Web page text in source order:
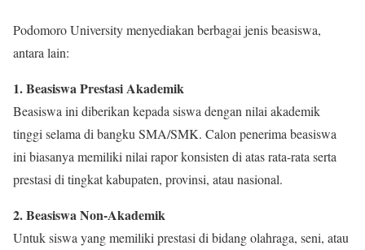
Podomoro University menyediakan berbagai jenis beasiswa,
antara lain:
1. Beasiswa Prestasi Akademik
Beasiswa ini diberikan kepada siswa dengan nilai akademik
tinggi selama di bangku SMA/SMK. Calon penerima beasiswa
ini biasanya memiliki nilai rapor konsisten di atas rata-rata serta
prestasi di tingkat kabupaten, provinsi, atau nasional.
2. Beasiswa Non-Akademik
Untuk siswa yang memiliki prestasi di bidang olahraga, seni, atau